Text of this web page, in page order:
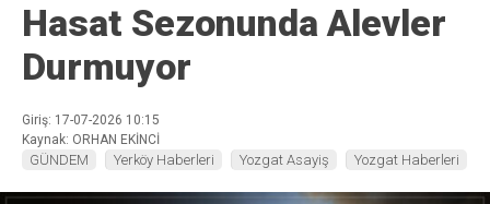
Hasat Sezonunda Alevler
Durmuyor
Giriş: 17-07-2026 10:15
Kaynak: ORHAN EKİNCİ
GÜNDEM Yerköy Haberleri Yozgat Asayiş Yozgat Haberleri